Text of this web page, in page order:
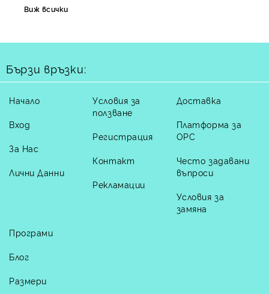
Виж всички
Бързи връзки:
Начало
Вход
За Нас
Лични Данни
Условия за
ползване
Регистрация
Контакт
Рекламации
Доставка
Платформа за
ОРС
Често задавани
въпроси
Условия за
замяна
Програми
Блог
Размери